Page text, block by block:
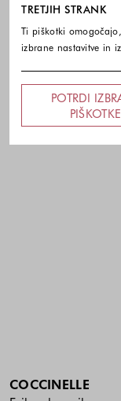
COCCINELLE
TRETJIH STRANK
Ti piškotki
izbrane nastavitve in
POTRDI
PIŠKOTKE